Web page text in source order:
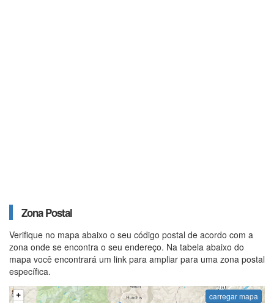
Zona Postal
Verifique no mapa abaixo o seu código postal de acordo com a
zona onde se encontra o seu endereço. Na tabela abaixo do
mapa você encontrará um link para ampliar para uma zona postal
específica.
carregar mapa